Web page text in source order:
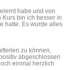
habe und von
bin ich besser in
hatte. Es wurde alles
zu können,
abgeschlossen
einmal herzlich